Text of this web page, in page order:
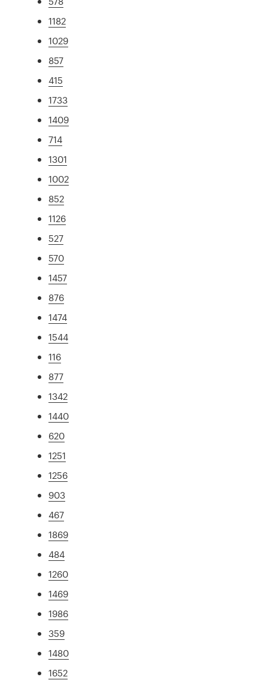
1182
1029
857
415
1733
1409
714
1301
1002
852
1126
527
570
1457
876
1474
1544
116
877
1342
1440
620
1251
1256
903
467
1869
484
1260
1469
1986
359
1480
1652